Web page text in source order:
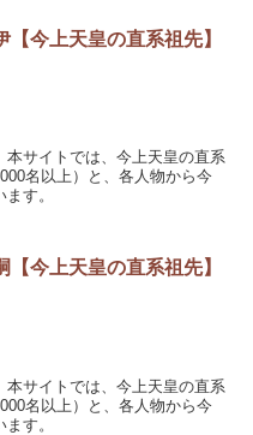
【今上天皇の直系祖先】
サイトでは、今上天皇の直系
名以上）と、各人物から今
す。
【今上天皇の直系祖先】
サイトでは、今上天皇の直系
名以上）と、各人物から今
す。